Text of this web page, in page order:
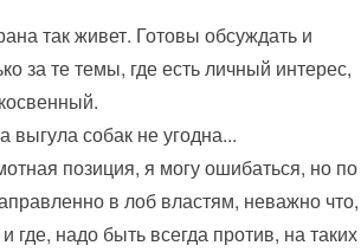
так живет. Готовы обсуждать и
за те темы, где есть личный интерес,
выгула собак не угодна...
позиция, я могу ошибаться, но по
в лоб властям, неважно что,
где, надо быть всегда против, на таких